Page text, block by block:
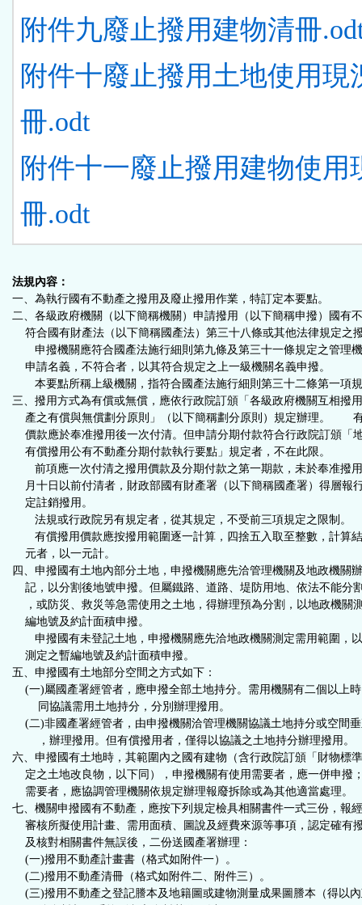
附件九廢止撥用建物清冊
附件十廢止撥用土地使用現
冊.odt
附件十一廢止撥用建物使用
冊.odt
法規內容：
一、為執行國有不動產之撥用及廢止撥用作業，特訂定本要點。
二、各級政府機關（以下簡稱機關）申請撥用（以下簡稱申撥）國有
符合國有財產法（以下簡稱國產法）第三十八條或其他法律規定之
申撥機關應符合國產法施行細則第九條及第三十一條規定之管理
申請名義，不符合者，以其符合規定之上一級機關名義申撥。
本要點所稱上級機關，指符合國產法施行細則第三十二條第一項
三、撥用方式為有償或無償，應依行政院訂頒「各級政府機關互相撥
產之有償與無償劃分原則」（以下簡稱劃分原則）規定辦理。
價款應於奉准撥用後一次付清。但申請分期付款符合行政院訂頒「
有償撥用公有不動產分期付款執行要點」規定者，不在此限。
前項應一次付清之撥用價款及分期付款之第一期款，未於奉准撥
月十日以前付清者，財政部國有財產署（以下簡稱國產署）得層報
定註銷撥用。
法規或行政院另有規定者，從其規定，不受前三項規定之限制。
有償撥用價款應按撥用範圍逐一計算，四捨五入取至整數，計算
元者，以一元計。
四、申撥國有土地內部分土地，申撥機關應先洽管理機關及地政機關
記，以分割後地號申撥。但屬鐵路、道路、堤防用地、依法不能分
，或防災、救災等急需使用之土地，得辦理預為分割，以地政機關
編地號及約計面積申撥。
申撥國有未登記土地，申撥機關應先洽地政機關測定需用範圍，
測定之暫編地號及約計面積申撥。
五、申撥國有土地部分空間之方式如下：
(一)屬國產署經管者，應申撥全部土地持分。需用機關有二個以上
同協議需用土地持分，分別辦理撥用。
(二)非國產署經管者，由申撥機關洽管理機關協議土地持分或空間
，辦理撥用。但有償撥用者，僅得以協議之土地持分辦理撥用。
六、申撥國有土地時，其範圍內之國有建物（含行政院訂頒「財物標
定之土地改良物，以下同），申撥機關有使用需要者，應一併申撥
需要者，應協調管理機關依規定辦理報廢拆除或為其他適當處理。
七、機關申撥國有不動產，應按下列規定檢具相關書件一式三份，報
審核所擬使用計畫、需用面積、圖說及經費來源等事項，認定確有
及核對相關書件無誤後，二份送國產署辦理：
(一)撥用不動產計畫書（格式如附件一）。
(二)撥用不動產清冊（格式如附件二、附件三）。
(三)撥用不動產之登記謄本及地籍圖或建物測量成果圖謄本（得以